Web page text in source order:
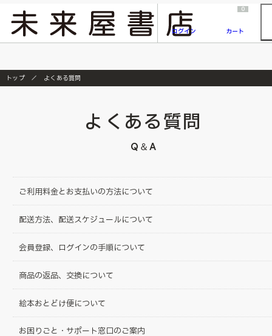
『ONE PIECE magazine 021 ONE PIECEカード付き同梱版』発売延期のご案内
ログイン
0
カート
トップ よくある質問
よくある質問
Q＆A
ご利用料金とお支払いの方法について
配送方法、配送スケジュールについて
会員登録、ログインの手順について
商品の返品、交換について
絵本おとどけ便について
お困りごと・サポート窓口のご案内